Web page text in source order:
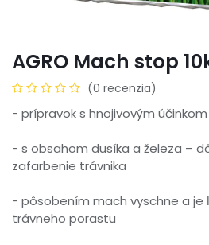
AGRO Mach stop
(0 recenzia)
- prípravok s hnojivovým účinkom
- s obsahom dusíka a železa –
zafarbenie trávnika
- pôsobením mach vyschne a
trávneho porastu